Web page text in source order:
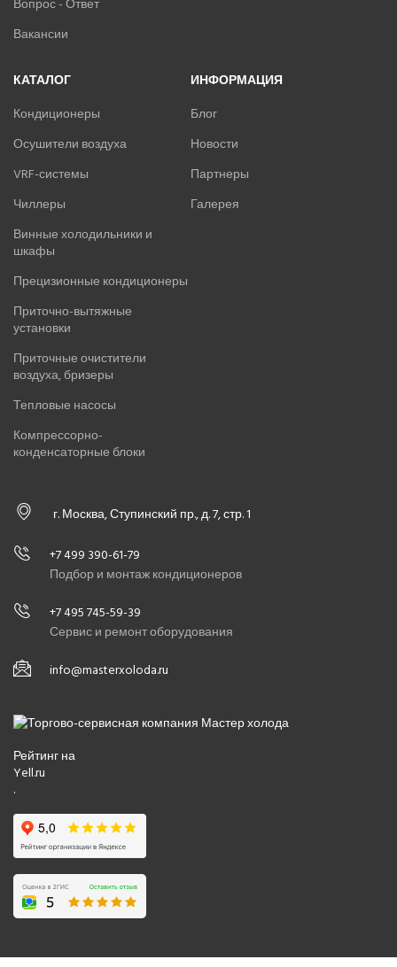
Вакансии
КАТАЛОГ
Кондиционеры
Осушители воздуха
VRF-системы
Чиллеры
Винные холодильники и
шкафы
Прецизионные кондиционеры
Приточно-вытяжные
установки
Приточные очистители
воздуха, бризеры
Тепловые насосы
Компрессорно-
конденсаторные блоки
ИНФОРМАЦИЯ
Блог
Новости
Партнеры
Галерея
г. Москва, Ступинский пр., д. 7, стр. 1
+7 499 390-61-79
Подбор и монтаж кондиционеров
+7 495 745-59-39
Сервис и ремонт оборудования
info@masterxoloda.ru
Рейтинг на
Yell.ru
.